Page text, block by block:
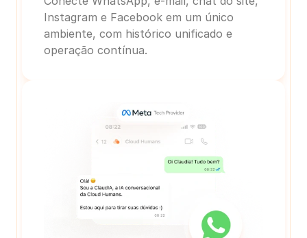
Instagram e Facebook em um único
ambiente, com histórico unificado e
operação contínua.